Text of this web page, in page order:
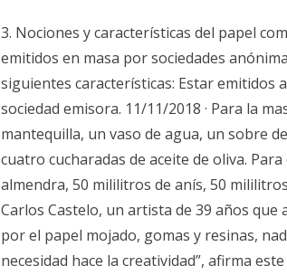
3. Nociones y características del papel
emitidos en masa por sociedades
siguientes características: Estar
sociedad emisora. 11/11/2018 · Para la
mantequilla, un vaso de agua, un sobre
cuatro cucharadas de aceite de oliva.
almendra, 50 mililitros de anís, 50
Carlos Castelo, un artista de 39 años
por el papel mojado, gomas y resinas,
necesidad hace la creatividad”, afirma